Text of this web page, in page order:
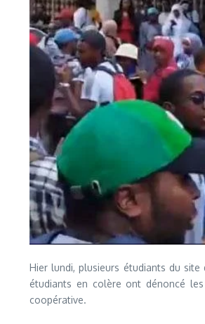
Hier lundi, plusieurs étudiants du
étudiants en colère ont dénoncé
coopérative.